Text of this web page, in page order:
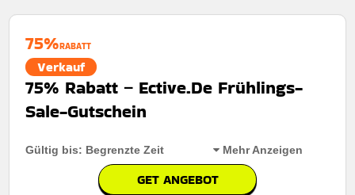
Mindestkaufbetrag:Keine Mindestausgaben
Berechtigung:
Art des Angebots:
Kumulierbar:Nicht mit anderen Aktionen kombinierbar
75%RABATT
Verkauf
75% Rabatt – Ective.De Frühlings-
Sale-Gutschein
Gültig bis: Begrenzte Zeit Mehr Anzeigen
GET ANGEBOT